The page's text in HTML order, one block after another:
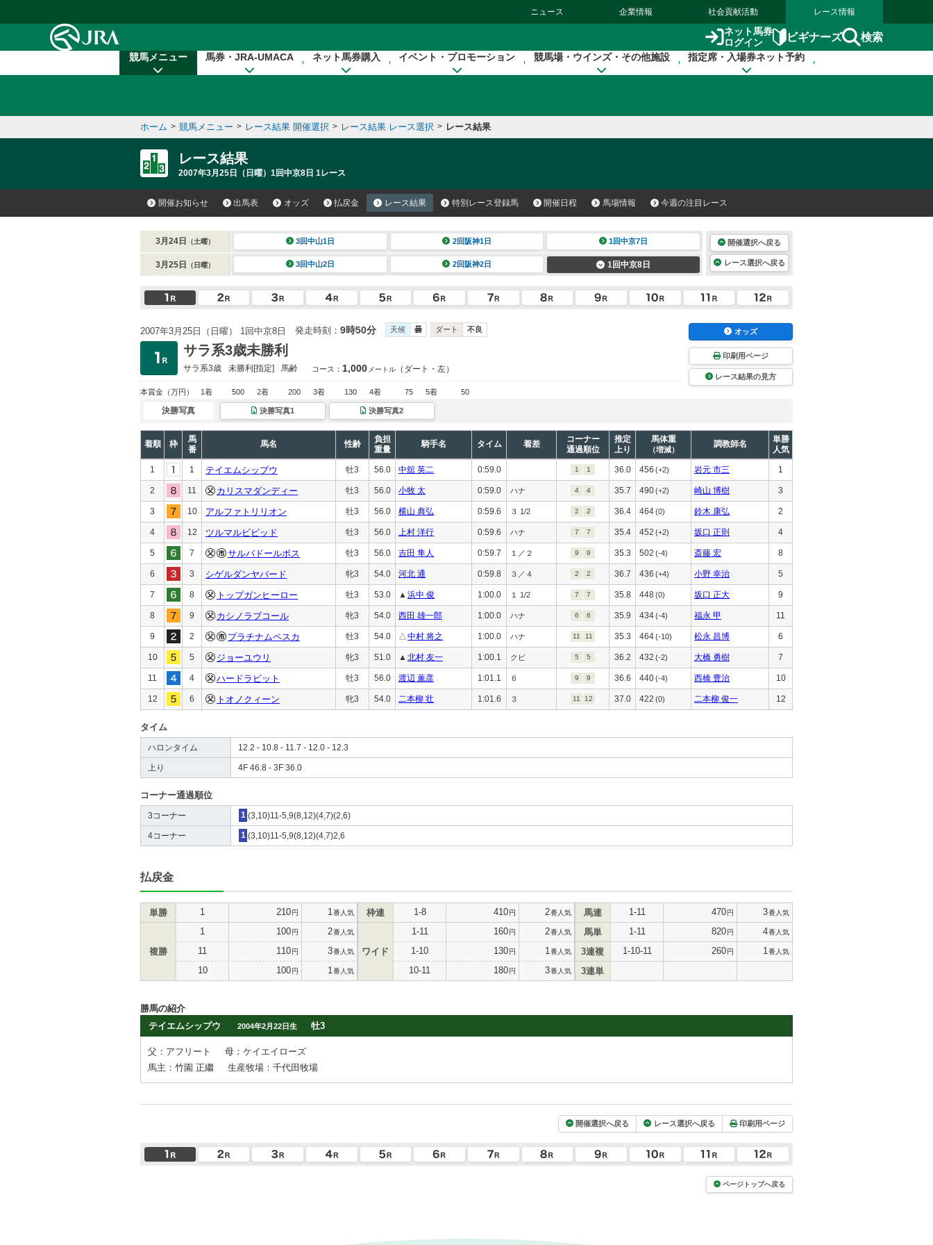
ニュース 企業情報 社会貢献活動 レース情報
ネット馬券
ログイン
ビギナーズ 検索
競馬メニュー 馬券・JRA-UMACA ネット馬券購入 イベント・プロモーション 競馬場・ウインズ・その他施設 指定席・入場券ネット予約
ホーム > 競馬メニュー > レース結果 開催選択 > レース結果 レース選択 > レース結果
レース結果
2007年3月25日（日曜）1回中京8日 1レース
開催お知らせ 出馬表 オッズ 払戻金 レース結果 特別レース登録馬 開催日程 馬場情報 今週の注目レース
3月24日 （土曜） 3回中山1日 2回阪神1日 1回中京7日
3月25日 （日曜） 3回中山2日 2回阪神2日 1回中京8日
開催選択へ戻る
レース選択へ戻る
2007年3月25日（日曜） 1回中京8日 発走時刻： 9時50分 天候 曇 ダート 不良
サラ系3歳未勝利
サラ系3歳 未勝利[指定] 馬齢 コース： 1,000 メートル （ダート・左）
本賞金 （万円） 1着 500 2着 200 3着 130 4着 75 5着 50
オッズ
印刷用ページ
レース結果の見方
決勝写真 決勝写真1 決勝写真2
着順 枠
馬
番
馬名 性齢
負担
重量
騎手名 タイム 着差
コーナー
通過順位
推定
上り
馬体重
（増減）
調教師名
単勝
人気
1 1 テイエムシップウ 牡3 56.0 中舘 英二 0:59.0 1 1 36.0 456 (+2) 岩元 市三 1
2 11 カリスマダンディー 牡3 56.0 小牧 太 0:59.0 ハナ 4 4 35.7 490(+2) 崎山 博樹 3
3 10 アルファトリリオン 牡3 56.0 横山 典弘 0:59.6 ３ 1/2 2 2 36.4 464(0) 鈴木 康弘 2
4 12 ツルマルビビッド 牡3 56.0 上村 洋行 0:59.6 ハナ 7 7 35.4 452 (+2) 坂口 正則 4
5 7 サルバドールボス 牡3 56.0 吉田 隼人 0:59.7 １／２ 9 9 35.3 502 (-4) 斎藤 宏 8
6 3 シゲルダンヤバード 牝3 54.0 河北 通 0:59.8 ３／４ 2 2 36.7 436 (+4) 小野 幸治 5
7 8 トップガンヒーロー 牡3 53.0 ▲ 浜中 俊 1:00.0 １ 1/2 7 7 35.8 448(0) 坂口 正大 9
8 9 カシノラブコール 牝3 54.0 西田 雄一郎 1:00.0 ハナ 6 6 35.9 434(-4) 福永 甲 11
9 2 プラチナムペスカ 牡3 54.0 △中村 将之 1:00.0 ハナ 11 11 35.3 464(-10) 松永 昌博 6
10 5 ジョーユウリ 牝3 51.0 ▲ 北村 友一 1:00.1 クビ 5 5 36.2 432 (-2) 大橋 勇樹 7
11 4 ハードラビット 牡3 56.0 渡辺 薫彦 1:01.1 ６ 9 9 36.6 440(-4) 西橋 豊治 10
12 6 トオノクィーン 牝3 54.0 二本柳 壮 1:01.6 ３ 11 12 37.0 422 (0) 二本柳 俊一 12
タイム
ハロンタイム 12.2 - 10.8 - 11.7 - 12.0 - 12.3
上り 4F 46.8 - 3F 36.0
コーナー通過順位
3コーナー 1 (3,10)11-5,9(8,12)(4,7)(2,6)
4コーナー 1 (3,10)11-5,9(8,12)(4,7)2,6
払戻金
単勝 1 210円 1 番人気
複勝
1 100円 2番人気
11 110円 3番人気
10 100円 1 番人気
枠連 1-8 410円 2番人気
ワイド
1-11 160円 2番人気
1-10 130円 1 番人気
10-11 180円 3番人気
馬連 1-11 470円 3番人気
馬単 1-11 820円 4番人気
3連複 1-10-11 260円 1 番人気
3連単
勝馬の紹介
テイエムシップウ
2004年2月22日生 牡3
父：アフリート
母：ケイエイローズ
馬主：竹園 正繼
生産牧場：千代田牧場
開催選択へ戻る レース選択へ戻る 印刷用ページ
ページトップへ戻る